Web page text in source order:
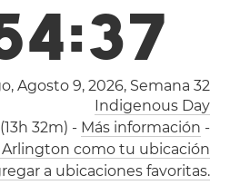
4:38
Agosto 9, 2026, Semana 32
Indigenous Day
32m) - Más información -
Arlington como tu ubicación
a ubicaciones favoritas.